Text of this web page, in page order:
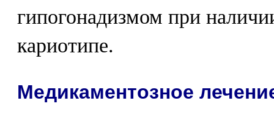
гипогонадизмом при
кариотипе.
Медикаментозное